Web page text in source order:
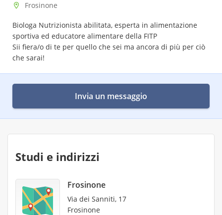
Frosinone
Biologa Nutrizionista abilitata, esperta in alimentazione
sportiva ed educatore alimentare della FITP
Sii fiera/o di te per quello che sei ma ancora di più per ciò
che sarai!
Invia un messaggio
Studi e indirizzi
Frosinone
Via dei Sanniti, 17
Frosinone